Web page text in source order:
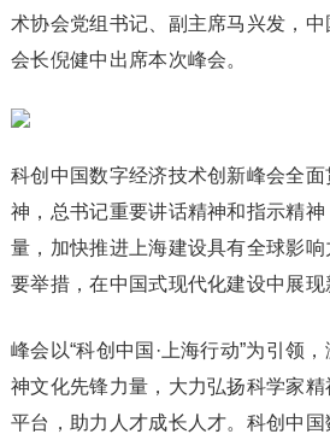
术协会党组书记、副主席马兴发，
会长倪健中出席本次峰会。
科创中国数字经济技术创新峰会全
神，总书记重要讲话精神和指示精
量，加快推进上海建设具有全球影
要举措，在中国式现代化建设中展现
峰会以“科创中国·上海行动”为引领
神文化先锋力量，大力弘扬科学家
平台，助力人才成长人才。科创中